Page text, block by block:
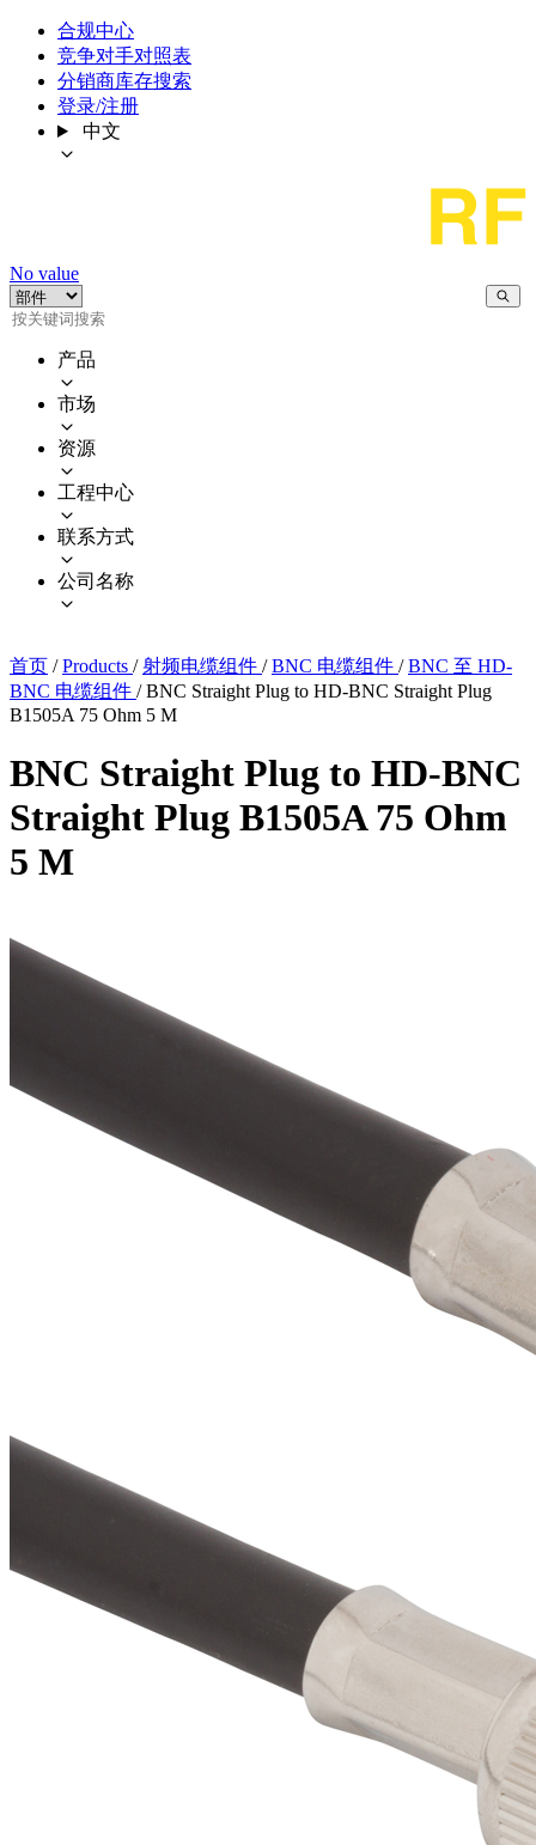
合规中心
竞争对手对照表
分销商库存搜索
登录/注册
中文
No value
产品
市场
资源
工程中心
联系方式
公司名称
首页 / Products / 射频电缆组件 / BNC 电缆组件 / BNC 至 HD-
BNC 电缆组件 / BNC Straight Plug to HD-BNC Straight Plug
B1505A 75 Ohm 5 M
BNC Straight Plug to HD-BNC
Straight Plug B1505A 75 Ohm
5 M